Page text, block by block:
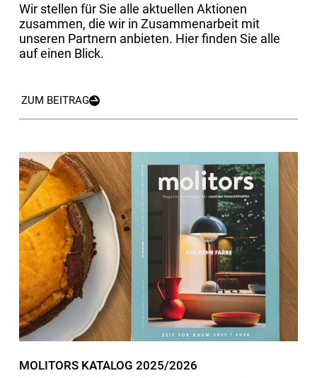
Wir stellen für Sie alle aktuellen Aktionen
zusammen, die wir in Zusammenarbeit mit
unseren Partnern anbieten. Hier finden Sie alle
auf einen Blick.
ZUM BEITRAG
MOLITORS KATALOG 2025/2026